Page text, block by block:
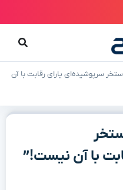
سرپوشیده‌ای یارای رقابت با آن
با آن نیست!”